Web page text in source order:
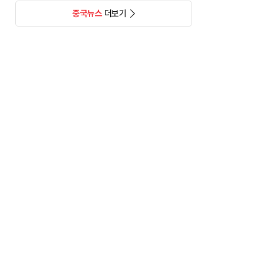
중국뉴스더보기